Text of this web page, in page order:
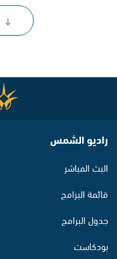
راديو الشمس
البث المباشر
قائمة البرامج
جدول البرامج
بودكاست